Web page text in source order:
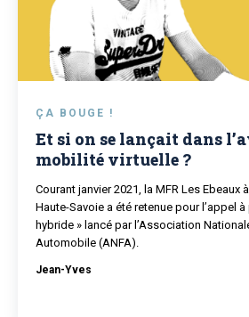
ÇA BOUGE !
Et si on se lançait dans
mobilité virtuelle ?
Courant janvier 2021, la MFR Les Ebeaux
Haute-Savoie a été retenue pour l’appel
hybride » lancé par l’Association
Automobile (ANFA).
Jean-Yves